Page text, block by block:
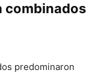
combinados
predominaron